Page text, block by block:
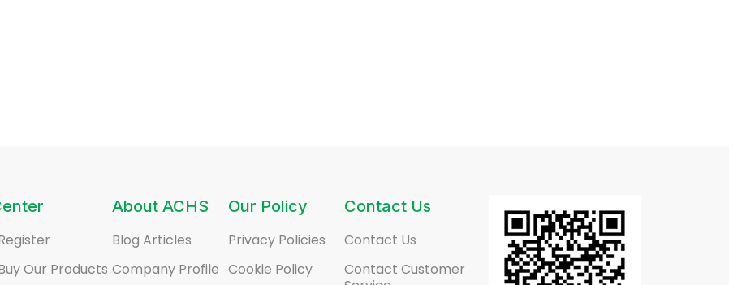
Our Products
About ACHS
Blog Articles
Company Profile
Our Policy
Privacy Policies
Cookie Policy
Contact Us
Contact Us
Contact Customer